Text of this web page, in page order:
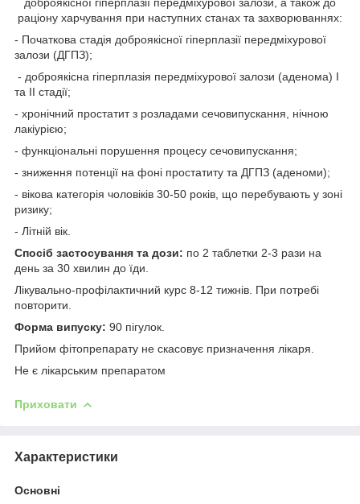
раціону харчування при наступних станах та захворюваннях:
- Початкова стадія доброякісної гіперплазії передміхурової
залози (ДГПЗ);
- доброякісна гіперплазія передміхурової залози (аденома) І
та ІІ стадії;
- хронічний простатит з розладами сечовипускання, нічною
лакіурією;
- функціональні порушення процесу сечовипускання;
- зниження потенції на фоні простатиту та ДГПЗ (аденоми);
- вікова категорія чоловіків 30-50 років, що перебувають у зоні
ризику;
- Літній вік.
Спосіб застосування та дози: по 2 таблетки 2-3 рази на
день за 30 хвилин до їди.
Лікувально-профілактичний курс 8-12 тижнів. При потребі
повторити.
Форма випуску: 90 пігулок.
Прийом фітопрепарату не скасовує призначення лікаря.
Не є лікарським препаратом
Приховати
Характеристики
Основні